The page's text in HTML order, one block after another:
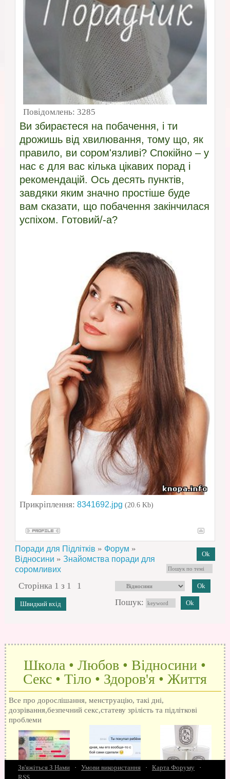
Повідомлень: 3285
Ви збираєтеся на побачення, і ти
дрожишь від хвилювання, тому що, як
правило, ви сором'язливі? Спокійно – у
нас є для вас кілька цікавих порад і
рекомендацій. Ось десять пунктів,
завдяки яким значно простіше буде
вам сказати, що побачення закінчилася
успіхом. Готовий/-а?
Прикріплення: 8341692.jpg (20.6 Kb)
Поради для Підлітків » Форум »
Відносини » Знайомства поради для
соромливих
Сторінка 1 з 1
1
Пошук:
Школа • Любов • Відносини •
Секс • Тіло • Здоров'я • Життя
Все про дорослішання, менструацію, такі дні,
дозрівання,безпечний секс,статеву зрілість та підліткові
проблеми
Зв'яжіться З Нами · Умови використання · Карта Форуму
·
RSS